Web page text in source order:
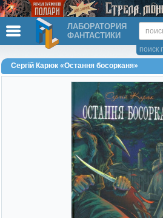
ЛАБОРАТОРИЯ
ФАНТАСТИКИ
поиск
Сергій Карюк «Остання босорканя»